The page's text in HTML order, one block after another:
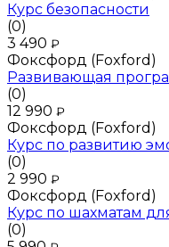
Курс безопасности
(0)
3 490 ₽
Фоксфорд (Foxford)
Развивающая
(0)
12 990 ₽
Фоксфорд (Foxford)
Курс по развитию
(0)
2 990 ₽
Фоксфорд (Foxford)
Курс по шахматам
(0)